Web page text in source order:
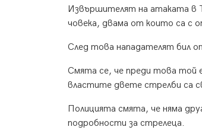
Извършителят на атаката в
човека, двама от които са с
След това нападателят бил
Смята се, че преди това той
властите двете стрелби са
Полицията смята, че няма
подробности за стрелеца.